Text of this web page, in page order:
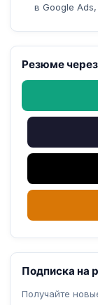
в Google
Резюме
Подписка на
Получайте